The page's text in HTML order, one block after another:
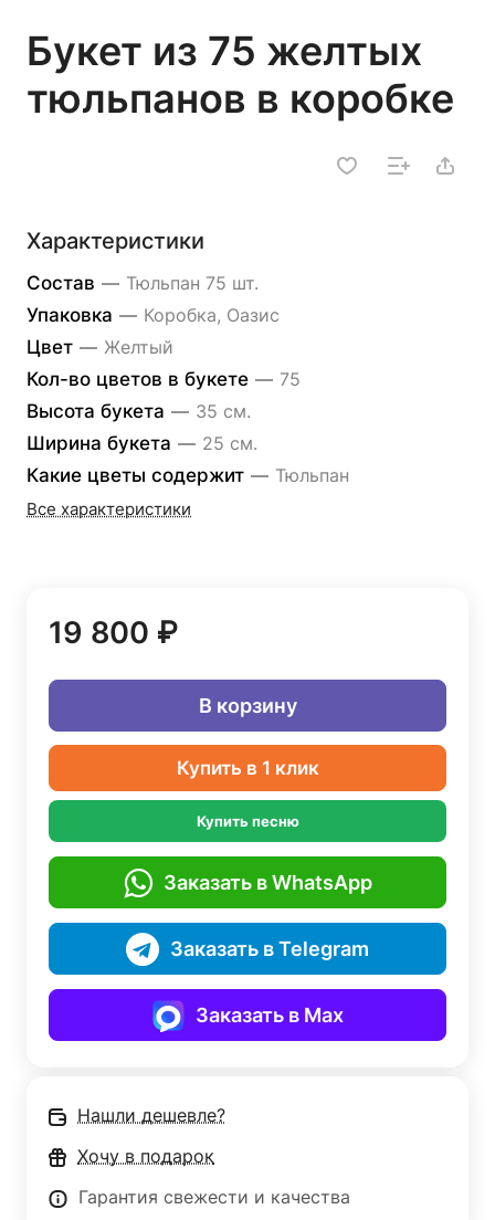
Букет из 75 желтых
тюльпанов в коробке
Характеристики
Состав — Тюльпан 75 шт.
Упаковка — Коробка, Оазис
Цвет — Желтый
Кол-во цветов в букете — 75
Высота букета — 35 см.
Ширина букета — 25 см.
Какие цветы содержит — Тюльпан
Все характеристики
19 800 ₽
В корзину
Купить в 1 клик
Купить песню
Заказать в WhatsApp
Заказать в Telegram
Заказать в Max
Нашли дешевле?
Хочу в подарок
Гарантия свежести и качества